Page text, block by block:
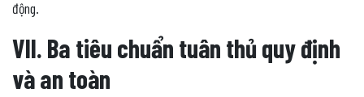
động.
VII. Ba tiêu chuẩn tuân thủ quy định
và an toàn